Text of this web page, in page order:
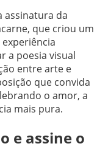
assinatura da
que criou um
a poesia visual
entre arte e
que convida
o amor, a
mais pura.
e assine o